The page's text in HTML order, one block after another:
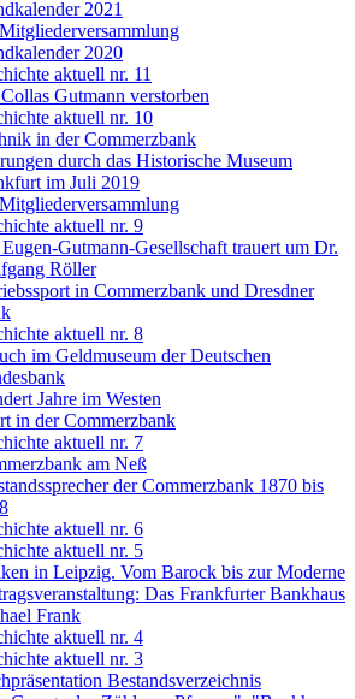
2021
2020
aktuell nr. 11
Gutmann verstorben
aktuell nr. 10
in der Commerzbank
durch das Historische Museum
im Juli 2019
aktuell nr. 9
Gutmann-Gesellschaft trauert um Dr.
Röller
in Commerzbank und Dresdner
aktuell nr. 8
im Geldmuseum der Deutschen
Jahre im Westen
in der Commerzbank
aktuell nr. 7
am Neß
der Commerzbank 1870 bis
aktuell nr. 6
aktuell nr. 5
in Leipzig. Vom Barock bis zur Moderne
Das Frankfurter Bankhaus
Frank
aktuell nr. 4
aktuell nr. 3
Bestandsverzeichnis